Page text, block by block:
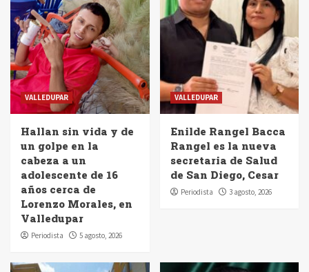
VALLEDUPAR
Hallan sin vida y de
un golpe en la
cabeza a un
adolescente de 16
años cerca de
Lorenzo Morales, en
Valledupar
Periodista 5 agosto, 2026
VALLEDUPAR
Enilde Rangel Bacca
Rangel es la nueva
secretaria de Salud
de San Diego, Cesar
Periodista 3 agosto, 2026